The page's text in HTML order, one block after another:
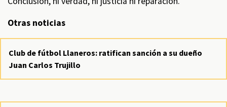
Otras noticias
Club de fútbol Llaneros: ratifican sanción a su dueño
Juan Carlos Trujillo